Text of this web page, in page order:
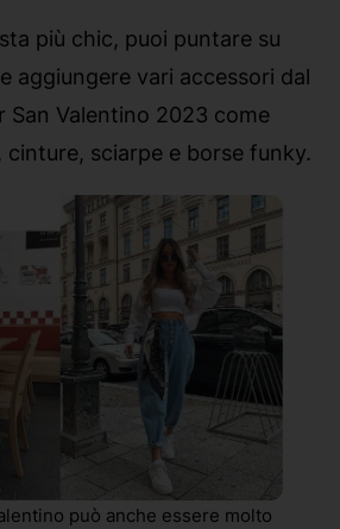
più chic, puoi puntare su
aggiungere vari accessori dal
San Valentino 2023 come
cinture, sciarpe e borse funky.
può anche essere molto